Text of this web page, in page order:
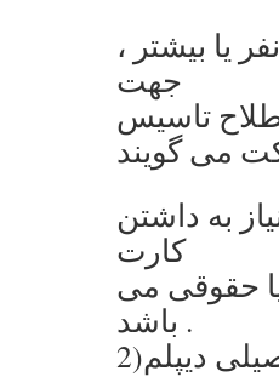
به اشتراک گذاشتن سرمایه بین حداقل 2 نفر یا بیشتر ،
جهت
تاسیس
به داشتن
کارت
حقوقی می
باشد .
دیپلم